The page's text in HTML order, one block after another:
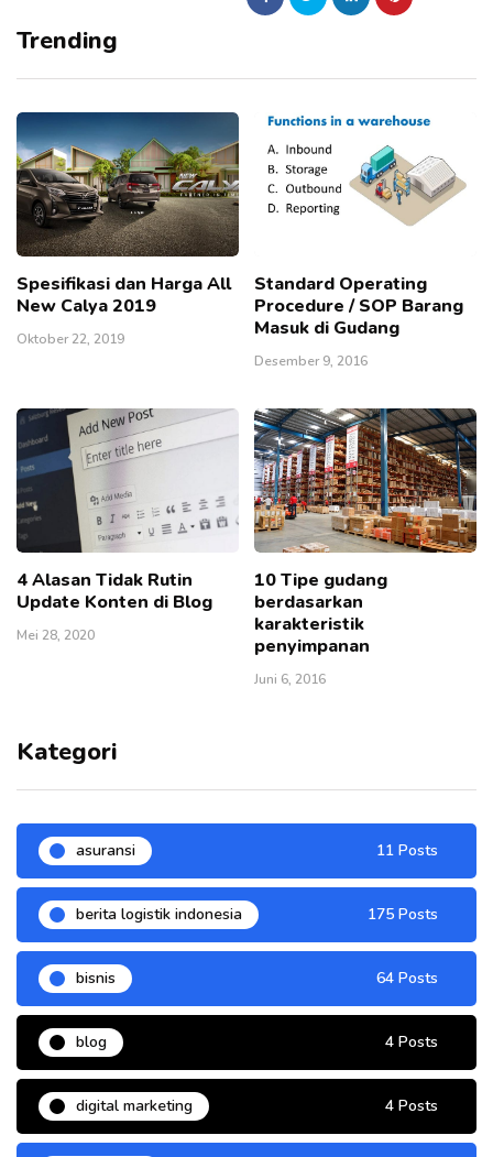
Trending
Spesifikasi dan Harga All
New Calya 2019
Oktober 22, 2019
Standard Operating
Procedure / SOP Barang
Masuk di Gudang
Desember 9, 2016
4 Alasan Tidak Rutin
Update Konten di Blog
Mei 28, 2020
10 Tipe gudang
berdasarkan
karakteristik
penyimpanan
Juni 6, 2016
Kategori
asuransi 11 Posts
berita logistik indonesia 175 Posts
bisnis 64 Posts
blog 4 Posts
digital marketing 4 Posts